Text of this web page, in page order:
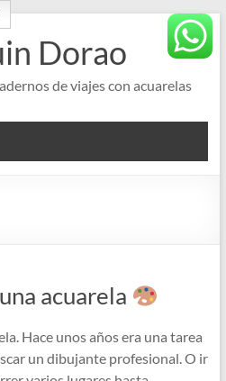
Dorao
de viajes con acuarelas
acuarela
Hace unos años era una tarea
un dibujante profesional. O ir